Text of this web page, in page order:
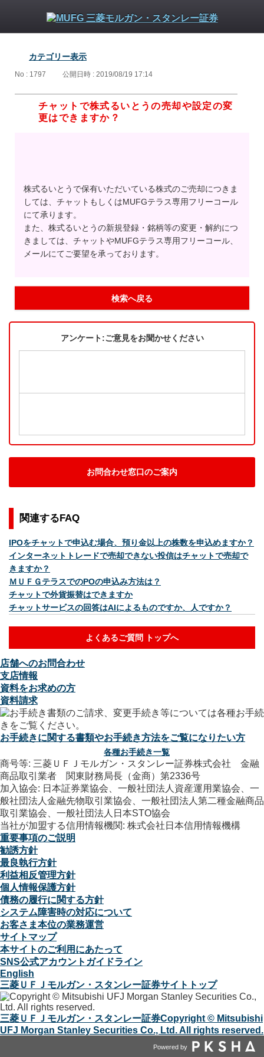
カテゴリー表示
No : 1797 公開日時 : 2019/08/19 17:14
チャットで株式るいとうの売却や設定の変
更はできますか？
株式るいとうで保有いただいている株式のご売却につきま
しては、チャットもしくはMUFGテラス専用フリーコール
にて承ります。
また、株式るいとうの新規登録・銘柄等の変更・解約につ
きましては、チャットやMUFGテラス専用フリーコール、
メールにてご要望を承っております。
検索へ戻る
アンケート:ご意見をお聞かせください
お問合わせ窓口のご案内
関連するFAQ
IPOをチャットで申込む場合、預り金以上の株数を申込めますか？
インターネットトレードで売却できない投信はチャットで売却で
きますか？
ＭＵＦＧテラスでのPOの申込み方法は？
チャットで外貨振替はできますか
チャットサービスの回答はAIによるものですか、人ですか？
よくあるご質問 トップへ
店舗へのお問合わせ
支店情報
資料をお求めの方
資料請求
お手続きに関する書類やお手続き方法をご覧になりたい方
各種お手続き一覧
商号等: 三菱ＵＦＪモルガン・スタンレー証券株式会社 金融
商品取引業者 関東財務局長（金商）第2336号
加入協会: 日本証券業協会、一般社団法人資産運用業協会、一
般社団法人金融先物取引業協会、一般社団法人第二種金融商品
取引業協会、一般社団法人日本STO協会
当社が加盟する信用情報機関: 株式会社日本信用情報機構
重要事項のご説明
勧誘方針
最良執行方針
利益相反管理方針
個人情報保護方針
債務の履行に関する方針
システム障害時の対応について
お客さま本位の業務運営
サイトマップ
本サイトのご利用にあたって
SNS公式アカウントガイドライン
English
三菱ＵＦＪモルガン・スタンレー証券サイトトップ
三菱ＵＦＪモルガン・スタンレー証券Copyright © Mitsubishi
UFJ Morgan Stanley Securities Co., Ltd. All rights reserved.
Powered by